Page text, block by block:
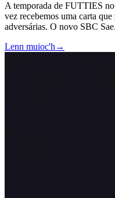
A temporada de FUTTIES
vez recebemos uma carta
adversárias. O novo SBC Sae
Lenn muioc'h →